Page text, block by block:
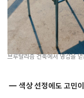
브루탈리즘 건축에서 영감
색상 선정에도 고민